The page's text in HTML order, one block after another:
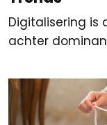
Digitalisering is
achter